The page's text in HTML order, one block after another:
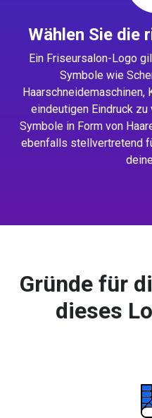
Wählen Sie die
Ein Friseursalon-Logo
Symbole wie
Haarschneidemaschinen,
eindeutigen Eindruck zu
Symbole in Form von
ebenfalls stellvertretend
Gründe für
dieses